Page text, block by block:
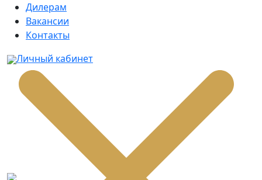
Дилерам
Вакансии
Контакты
Личный кабинет